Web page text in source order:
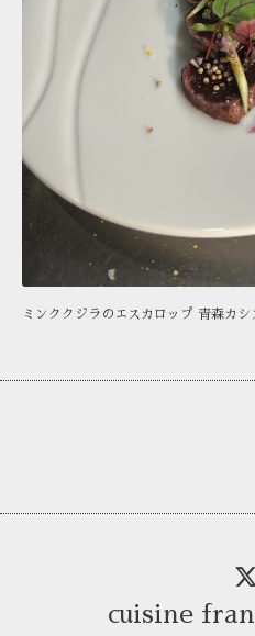
ミンククジラのエスカロップ 青森カ
cuisine